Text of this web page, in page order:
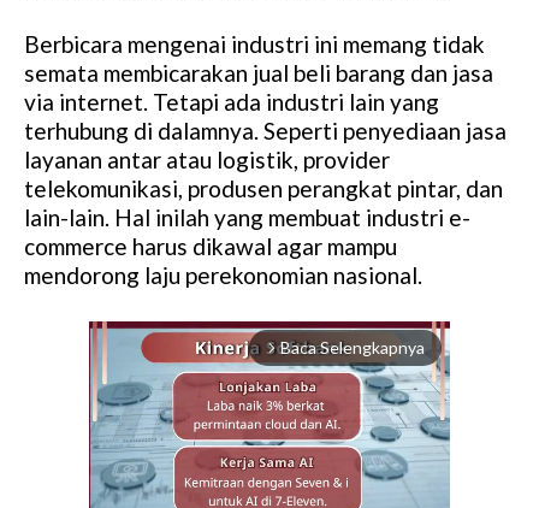
Berbicara mengenai industri ini memang tidak
semata membicarakan jual beli barang dan jasa
via internet. Tetapi ada industri lain yang
terhubung di dalamnya. Seperti penyediaan jasa
layanan antar atau logistik, provider
telekomunikasi, produsen perangkat pintar, dan
lain-lain. Hal inilah yang membuat industri e-
commerce harus dikawal agar mampu
mendorong laju perekonomian nasional.
arrow_forward_ios Baca Selengkapnya